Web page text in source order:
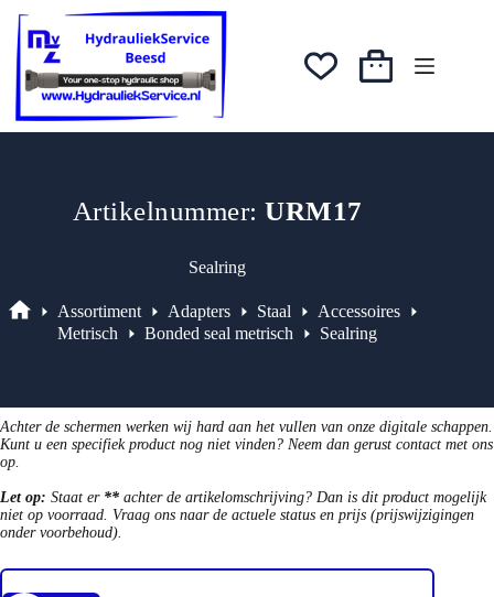
naar
inhoud
was:
€0,93.
€0,79.
Winkelwagen
Artikelnummer:URM17
Sealring
Assortiment
Assortiment Adapters Staal
Accessoires
Metrisch
Bonded seal metrisch Sealring
Achter de schermen werken wij hard aan het vullen van onze digitale schappen.
Kunt u een specifiek product nog niet vinden? Neem dan gerust contact met ons
op.
Let op: Staat er ** achter de artikelomschrijving? Dan is dit product mogelijk
niet op voorraad. Vraag ons naar de actuele status en prijs (prijswijzigingen
onder voorbehoud).